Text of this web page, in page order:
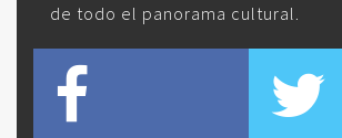
de todo el panorama cultural.